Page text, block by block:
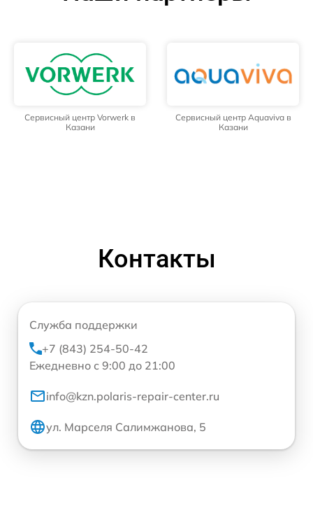
Сервисный центр Vorwerk в
Казани
Сервисный центр Aquaviva в
Казани
Контакты
Служба поддержки
+7 (843) 254-50-42
Ежедневно с 9:00 до 21:00
info@kzn.polaris-repair-center.ru
ул. Марселя Салимжанова, 5